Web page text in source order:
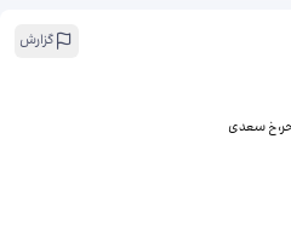
گزارش
حر،خ سعدی